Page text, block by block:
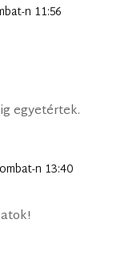
n 11:56
egyetértek.
n 13:40